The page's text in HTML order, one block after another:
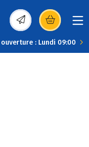
(s’ouvre dans une
: Lundi 09:00